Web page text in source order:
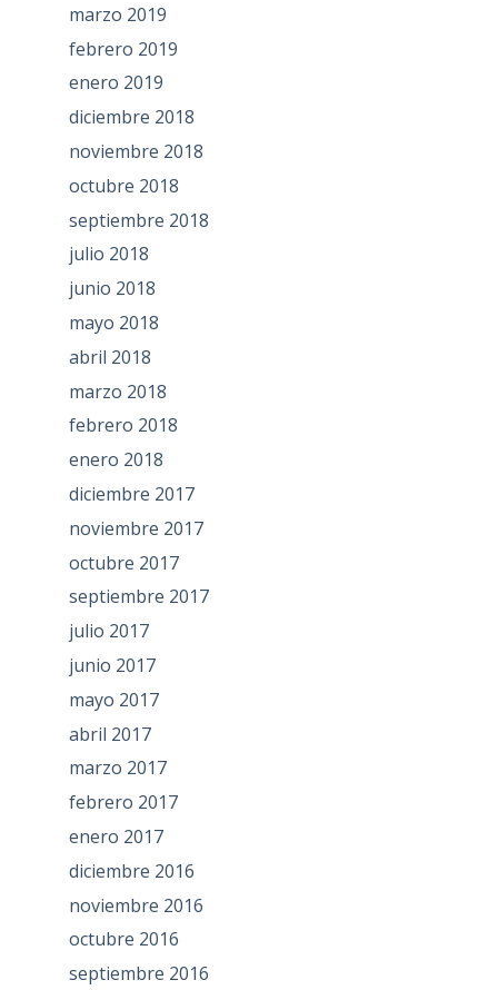
marzo 2019
febrero 2019
enero 2019
diciembre 2018
noviembre 2018
octubre 2018
septiembre 2018
julio 2018
junio 2018
mayo 2018
abril 2018
marzo 2018
febrero 2018
enero 2018
diciembre 2017
noviembre 2017
octubre 2017
septiembre 2017
julio 2017
junio 2017
mayo 2017
abril 2017
marzo 2017
febrero 2017
enero 2017
diciembre 2016
noviembre 2016
octubre 2016
septiembre 2016